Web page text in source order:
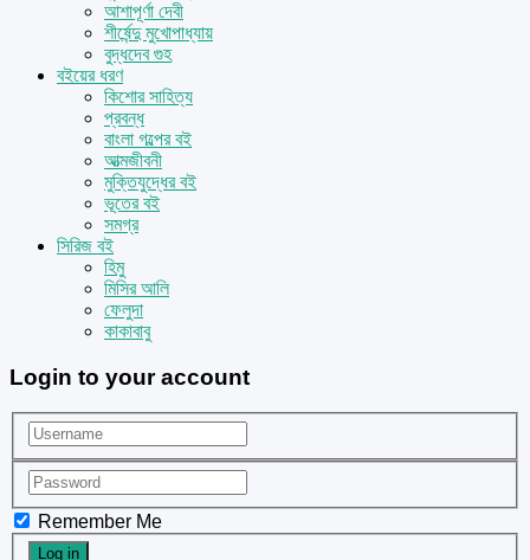
আশাপূর্ণা দেবী
শীর্ষেন্দু মুখোপাধ্যায়
বুদ্ধদেব গুহ
বইয়ের ধরণ
কিশোর সাহিত্য
প্রবন্ধ
বাংলা গল্পের বই
আত্মজীবনী
মুক্তিযুদ্ধের বই
ভূতের বই
সমগ্র
সিরিজ বই
হিমু
মিসির আলি
ফেলুদা
কাকাবাবু
Login to your account
Remember Me